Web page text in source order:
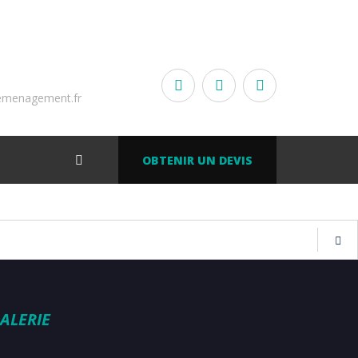
OBTENIR UN DEVIS